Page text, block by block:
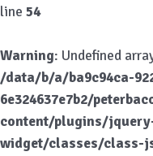
line 54
Warning: Undefined
/data/b/a/ba9c94ca-
6e324637e7b2/
content/plugins/
widget/classes/class-